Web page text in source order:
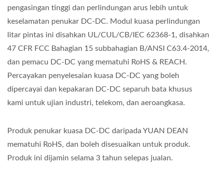
pengasingan tinggi dan perlindungan arus lebih untuk
keselamatan penukar DC-DC. Modul kuasa perlindungan
litar pintas ini disahkan UL/CUL/CB/IEC 62368-1, disahkan
47 CFR FCC Bahagian 15 subbahagian B/ANSI C63.4-2014,
dan pemacu DC-DC yang mematuhi RoHS & REACH.
Percayakan penyelesaian kuasa DC-DC yang boleh
dipercayai dan kepakaran DC-DC separuh bata khusus
kami untuk ujian industri, telekom, dan aeroangkasa.
Produk penukar kuasa DC-DC daripada YUAN DEAN
mematuhi RoHS, dan boleh disesuaikan untuk produk.
Produk ini dijamin selama 3 tahun selepas jualan.